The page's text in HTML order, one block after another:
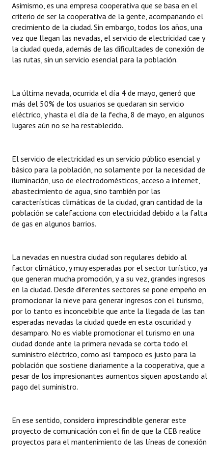
INSTITUCIONAL
Antiguos Pobladores
Noticias Destacadas
Datos Históricos
Premio al Mérito - Registro
Mujeres que Dejaron Huellas - Registro
Periodistas Decanos - Registro
Ciudadano Ilustre - Registro
Banca del Vecino - Registro
Antiguos Pobladores - Registro
Reconocimientos - Registro
Bariloche, Municipio intercultural
Entrega de distinciones
REFORMA DE LA CARTA ORGÁNICA
Asimismo, es una empresa cooperativa que se basa en el
criterio de ser la cooperativa de la gente, acompañando el
crecimiento de la ciudad. Sin embargo, todos los años, una
vez que llegan las nevadas, el servicio de electricidad cae y
la ciudad queda, además de las dificultades de conexión de
las rutas, sin un servicio esencial para la población.
La última nevada, ocurrida el día 4 de mayo, generó que
más del 50% de los usuarios se quedaran sin servicio
eléctrico, y hasta el día de la fecha, 8 de mayo, en algunos
lugares aún no se ha restablecido.
El servicio de electricidad es un servicio público esencial y
básico para la población, no solamente por la necesidad de
iluminación, uso de electrodomésticos, acceso a internet,
abastecimiento de agua, sino también por las
características climáticas de la ciudad, gran cantidad de la
población se calefacciona con electricidad debido a la falta
de gas en algunos barrios.
La nevadas en nuestra ciudad son regulares debido al
factor climático, y muy esperadas por el sector turístico, ya
que generan mucha promoción, y a su vez, grandes ingresos
en la ciudad. Desde diferentes sectores se pone empeño en
promocionar la nieve para generar ingresos con el turismo,
por lo tanto es inconcebible que ante la llegada de las tan
esperadas nevadas la ciudad quede en esta oscuridad y
desamparo. No es viable promocionar el turismo en una
ciudad donde ante la primera nevada se corta todo el
suministro eléctrico, como así tampoco es justo para la
población que sostiene diariamente a la cooperativa, que a
pesar de los impresionantes aumentos siguen apostando al
pago del suministro.
En ese sentido, considero imprescindible generar este
proyecto de comunicación con el fin de que la CEB realice
proyectos para el mantenimiento de las líneas de conexión